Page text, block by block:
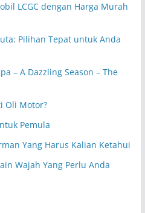
LCGC dengan Harga Murah
Pilihan Tepat untuk Anda
– A Dazzling Season – The
Oli Motor?
Pemula
Yang Harus Kalian Ketahui
Wajah Yang Perlu Anda